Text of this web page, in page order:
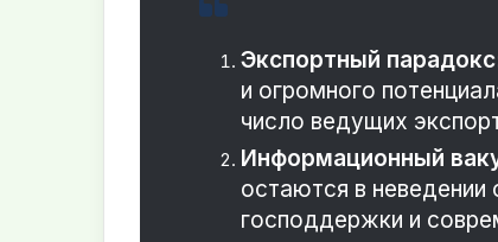
Экспортный
и огромного
число ведущих
Информационный
остаются в
господдержки и